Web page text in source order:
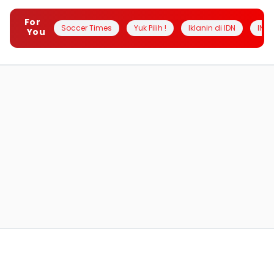
For
You
Soccer Times Yuk Pilih ! Iklanin di IDN